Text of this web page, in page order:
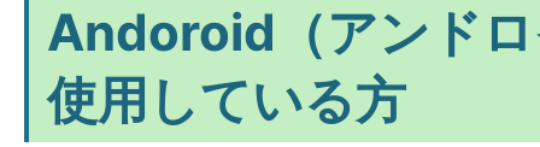
Andoroid（アンド
使用している方